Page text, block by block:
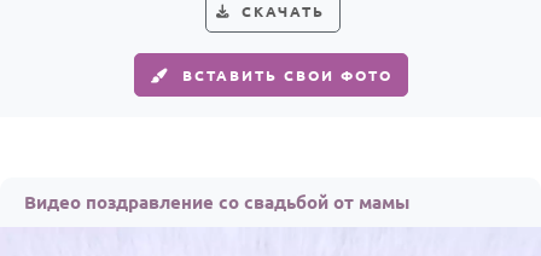
СКАЧАТЬ
ВСТАВИТЬ СВОИ ФОТО
Видео поздравление со свадьбой от мамы